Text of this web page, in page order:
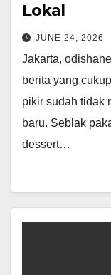
Lokal
JUNE 24, 2026
Jakarta,
berita yang
pikir sudah tidak
baru. Seblak
dessert…